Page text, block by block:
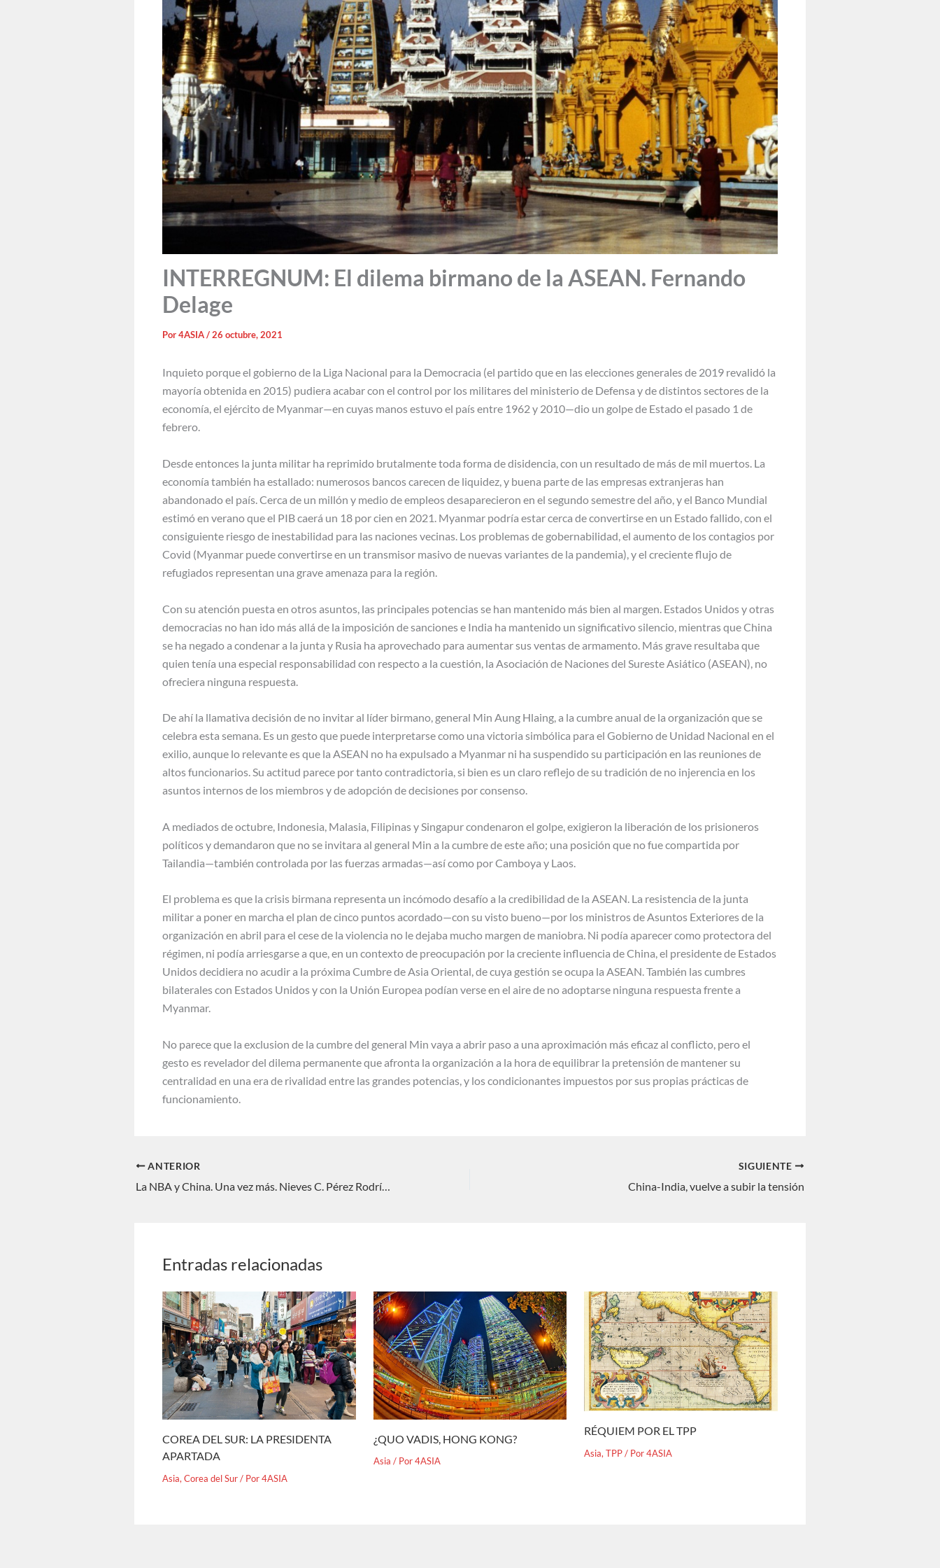
INTERREGNUM: El dilema birmano de la ASEAN. Fernando
Delage
Por4ASIA/26 octubre, 2021
Inquieto porque el gobierno de la Liga Nacional para la Democracia (el partido que en las elecciones generales de 2019 revalidó la
mayoría obtenida en 2015) pudiera acabar con el control por los militares del ministerio de Defensa y de distintos sectores de la
economía, el ejército de Myanmar—en cuyas manos estuvo el país entre 1962 y 2010—dio un golpe de Estado el pasado 1 de
febrero.
Desde entonces la junta militar ha reprimido brutalmente toda forma de disidencia, con un resultado de más de mil muertos. La
economía también ha estallado: numerosos bancos carecen de liquidez, y buena parte de las empresas extranjeras han
abandonado el país. Cerca de un millón y medio de empleos desaparecieron en el segundo semestre del año, y el Banco Mundial
estimó en verano que el PIB caerá un 18 por cien en 2021. Myanmar podría estar cerca de convertirse en un Estado fallido, con el
consiguiente riesgo de inestabilidad para las naciones vecinas. Los problemas de gobernabilidad, el aumento de los contagios por
Covid (Myanmar puede convertirse en un transmisor masivo de nuevas variantes de la pandemia), y el creciente flujo de
refugiados representan una grave amenaza para la región.
Con su atención puesta en otros asuntos, las principales potencias se han mantenido más bien al margen. Estados Unidos y otras
democracias no han ido más allá de la imposición de sanciones e India ha mantenido un significativo silencio, mientras que China
se ha negado a condenar a la junta y Rusia ha aprovechado para aumentar sus ventas de armamento. Más grave resultaba que
quien tenía una especial responsabilidad con respecto a la cuestión, la Asociación de Naciones del Sureste Asiático (ASEAN), no
ofreciera ninguna respuesta.
De ahí la llamativa decisión de no invitar al líder birmano, general Min Aung Hlaing, a la cumbre anual de la organización que se
celebra esta semana. Es un gesto que puede interpretarse como una victoria simbólica para el Gobierno de Unidad Nacional en el
exilio, aunque lo relevante es que la ASEAN no ha expulsado a Myanmar ni ha suspendido su participación en las reuniones de
altos funcionarios. Su actitud parece por tanto contradictoria, si bien es un claro reflejo de su tradición de no injerencia en los
asuntos internos de los miembros y de adopción de decisiones por consenso.
A mediados de octubre, Indonesia, Malasia, Filipinas y Singapur condenaron el golpe, exigieron la liberación de los prisioneros
políticos y demandaron que no se invitara al general Min a la cumbre de este año; una posición que no fue compartida por
Tailandia—también controlada por las fuerzas armadas—así como por Camboya y Laos.
El problema es que la crisis birmana representa un incómodo desafío a la credibilidad de la ASEAN. La resistencia de la junta
militar a poner en marcha el plan de cinco puntos acordado—con su visto bueno—por los ministros de Asuntos Exteriores de la
organización en abril para el cese de la violencia no le dejaba mucho margen de maniobra. Ni podía aparecer como protectora del
régimen, ni podía arriesgarse a que, en un contexto de preocupación por la creciente influencia de China, el presidente de Estados
Unidos decidiera no acudir a la próxima Cumbre de Asia Oriental, de cuya gestión se ocupa la ASEAN. También las cumbres
bilaterales con Estados Unidos y con la Unión Europea podían verse en el aire de no adoptarse ninguna respuesta frente a
Myanmar.
No parece que la exclusion de la cumbre del general Min vaya a abrir paso a una aproximación más eficaz al conflicto, pero el
gesto es revelador del dilema permanente que afronta la organización a la hora de equilibrar la pretensión de mantener su
centralidad en una era de rivalidad entre las grandes potencias, y los condicionantes impuestos por sus propias prácticas de
funcionamiento.
ANTERIOR SIGUIENTE
China-India, vuelve a subir la tensión
Entradas relacionadas
COREA DEL SUR: LA PRESIDENTA
APARTADA
Asia, Corea del Sur/ Por4ASIA
¿QUO VADIS, HONG KONG?
Asia / Por4ASIA
RÉQUIEM POR EL TPP
Asia,TPP/ Por4ASIA